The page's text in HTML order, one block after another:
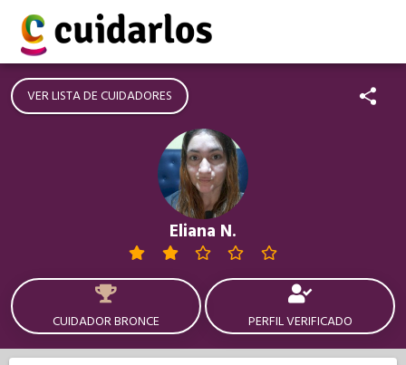
VER LISTA DE CUIDADORES
Eliana N.
CUIDADOR BRONCE PERFIL VERIFICADO